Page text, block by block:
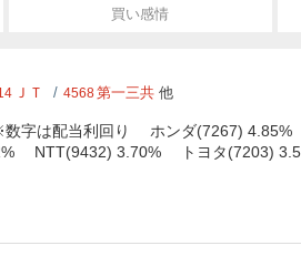
買い感情
ＪＴ 4568第一三共 他
数字は配当利回り ホンダ(7267)
NTT(9432) 3.70% トヨタ(7203)